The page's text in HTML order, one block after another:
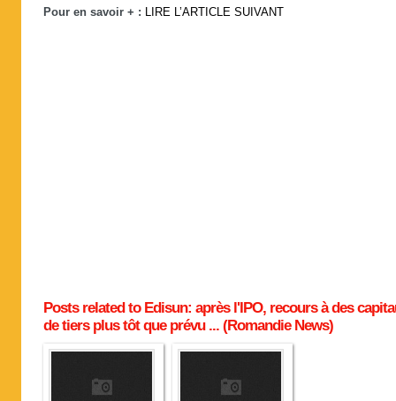
Pour en savoir + : LIRE L’ARTICLE SUIVANT
Posts related to Edisun: après l'IPO, recours à des
de tiers plus tôt que prévu ... (Romandie News)